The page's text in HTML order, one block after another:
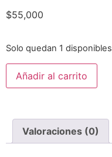
$55,000
Solo quedan 1 disponibles
Añadir al carrito
Valoraciones (0)